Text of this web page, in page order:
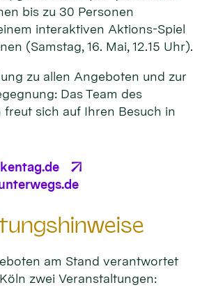
bis zu 30 Personen
interaktiven Aktions-Spiel
(Samstag, 16. Mai, 12.15 Uhr).
zu allen Angeboten und zur
Das Team des
freut sich auf Ihren Besuch in
am Stand verantwortet
zwei Veranstaltungen: